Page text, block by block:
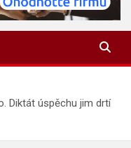
Diktát úspěchu jim drtí